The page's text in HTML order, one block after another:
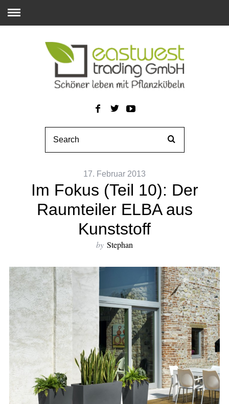
17. Februar 2013
Im Fokus (Teil 10): Der
Raumteiler ELBA aus
Kunststoff
by Stephan